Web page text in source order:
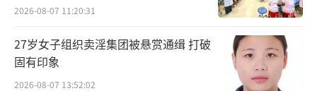
2026-08-07 11:20:31
27岁女子组织卖淫集团被悬赏通缉 打破
固有印象
2026-08-07 13:52:02